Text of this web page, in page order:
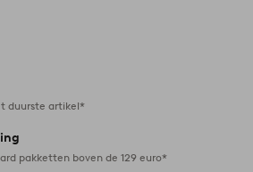
duurste artikel*
pakketten boven de 129 euro*